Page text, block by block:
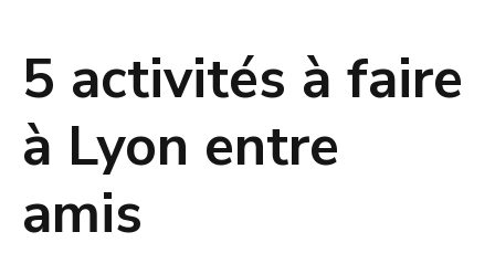
5 activités à faire
à Lyon entre
amis